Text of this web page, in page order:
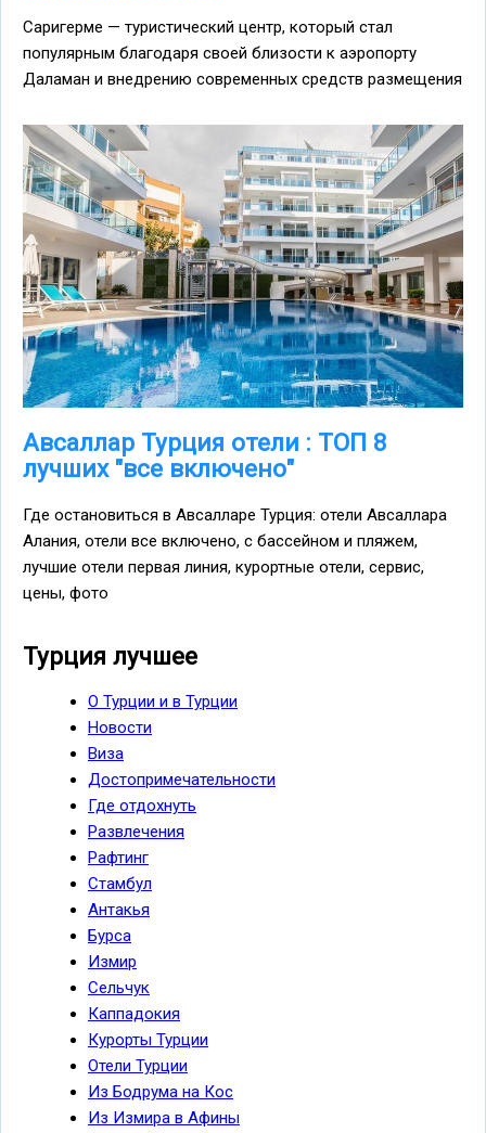
Саригерме — туристический центр, который стал
популярным благодаря своей близости к аэропорту
Даламан и внедрению современных средств размещения
Авсаллар Турция отели : ТОП 8
лучших "все включено"
Где остановиться в Авсалларе Турция: отели Авсаллара
Алания, отели все включено, с бассейном и пляжем,
лучшие отели первая линия, курортные отели, сервис,
цены, фото
Турция лучшее
О Турции и в Турции
Новости
Виза
Достопримечательности
Где отдохнуть
Развлечения
Рафтинг
Стамбул
Антакья
Бурса
Измир
Сельчук
Каппадокия
Курорты Турции
Отели Турции
Из Бодрума на Кос
Из Измира в Афины